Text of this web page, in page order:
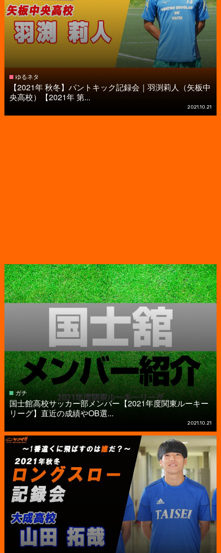
ゆるネタ
【2021年 秋冬】パントキック記録会｜羽渕莉人（矢板中
央高校）【2021年 第...
2021.10.21
ガチ
国士館高校サッカー部メンバー【2021年度関東ルーキー
リーグ】直近の成績やOB選...
2021.10.21